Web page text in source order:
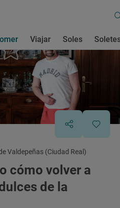
Viajar Soles
Valdepeñas (Ciudad Real)
cómo volver a
de la